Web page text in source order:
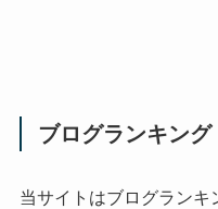
ブログランキング
当サイトはブログラン